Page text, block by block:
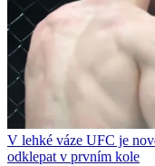
V lehké váze UFC je
odklepat v prvním kole